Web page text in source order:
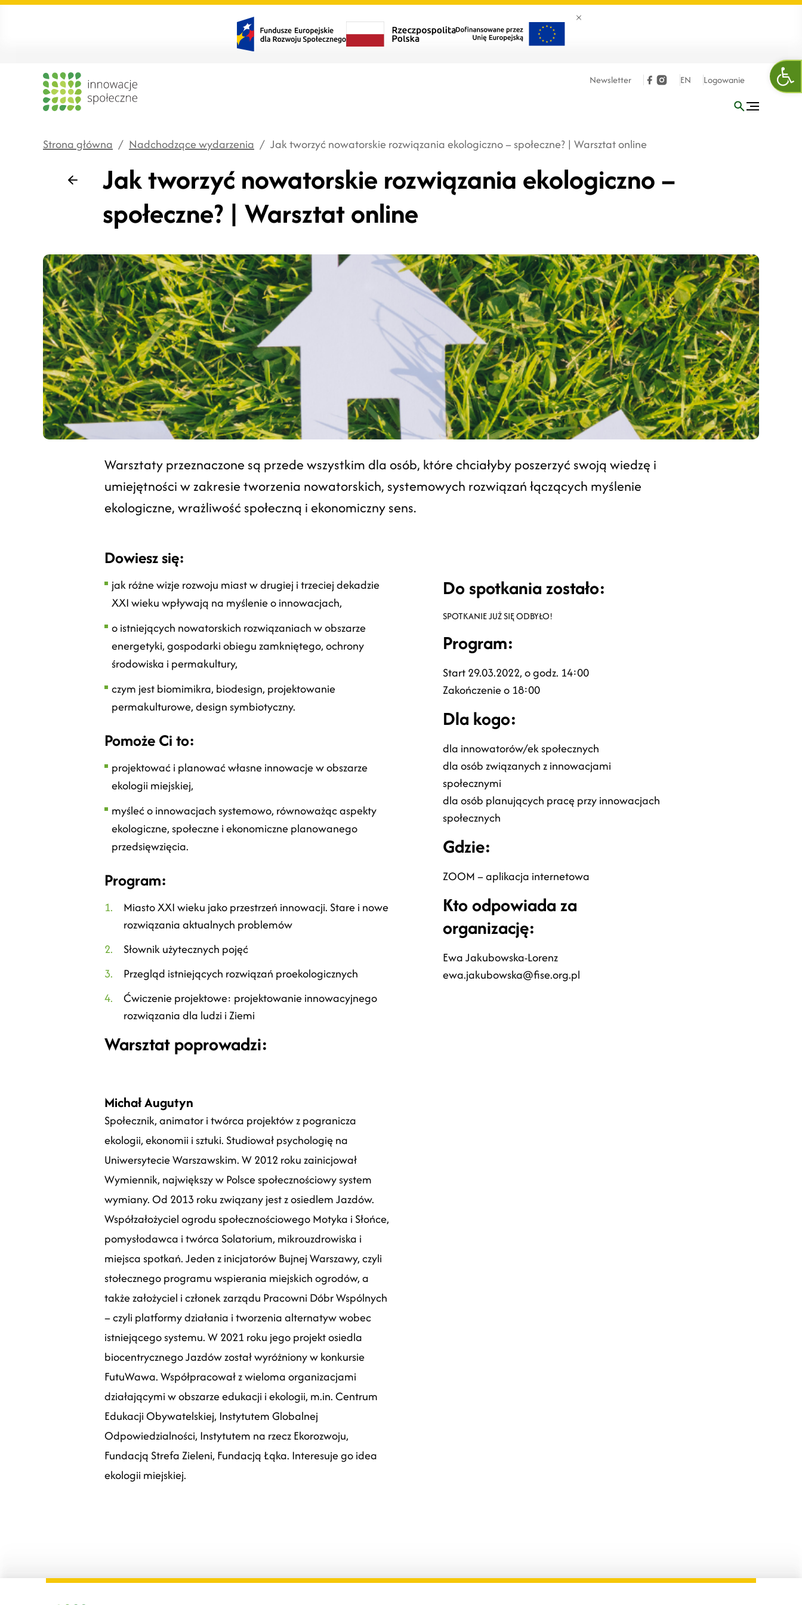
Zamknij banner
Newsletter EN Logowanie
Strona główna / Nadchodzące wydarzenia / Jak tworzyć nowatorskie rozwiązania ekologiczno – społeczne? | Warsztat online
Wstecz
Jak tworzyć nowatorskie rozwiązania ekologiczno –
społeczne? | Warsztat online
Warsztaty przeznaczone są przede wszystkim dla osób, które chciałyby poszerzyć swoją wiedzę i
umiejętności w zakresie tworzenia nowatorskich, systemowych rozwiązań łączących myślenie
ekologiczne, wrażliwość społeczną i ekonomiczny sens.
Dowiesz się:
jak różne wizje rozwoju miast w drugiej i trzeciej dekadzie
XXI wieku wpływają na myślenie o innowacjach,
o istniejących nowatorskich rozwiązaniach w obszarze
energetyki, gospodarki obiegu zamkniętego, ochrony
środowiska i permakultury,
czym jest biomimikra, biodesign, projektowanie
permakulturowe, design symbiotyczny.
Pomoże Ci to:
projektować i planować własne innowacje w obszarze
ekologii miejskiej,
myśleć o innowacjach systemowo, równoważąc aspekty
ekologiczne, społeczne i ekonomiczne planowanego
przedsięwzięcia.
Program:
Miasto XXI wieku jako przestrzeń innowacji. Stare i nowe
rozwiązania aktualnych problemów
Słownik użytecznych pojęć
Przegląd istniejących rozwiązań proekologicznych
Ćwiczenie projektowe: projektowanie innowacyjnego
rozwiązania dla ludzi i Ziemi
Warsztat poprowadzi:
Michał Augutyn
Społecznik, animator i twórca projektów z pogranicza
ekologii, ekonomii i sztuki. Studiował psychologię na
Uniwersytecie Warszawskim. W 2012 roku zainicjował
Wymiennik, największy w Polsce społecznościowy system
wymiany. Od 2013 roku związany jest z osiedlem Jazdów.
Współzałożyciel ogrodu społecznościowego Motyka i Słońce,
pomysłodawca i twórca Solatorium, mikrouzdrowiska i
miejsca spotkań. Jeden z inicjatorów Bujnej Warszawy, czyli
stołecznego programu wspierania miejskich ogrodów, a
także założyciel i członek zarządu Pracowni Dóbr Wspólnych
– czyli platformy działania i tworzenia alternatyw wobec
istniejącego systemu. W 2021 roku jego projekt osiedla
biocentrycznego Jazdów został wyróżniony w konkursie
FutuWawa. Współpracował z wieloma organizacjami
działającymi w obszarze edukacji i ekologii, m.in. Centrum
Edukacji Obywatelskiej, Instytutem Globalnej
Odpowiedzialności, Instytutem na rzecz Ekorozwoju,
Fundacją Strefa Zieleni, Fundacją Łąka. Interesuje go idea
ekologii miejskiej.
Do spotkania zostało:
SPOTKANIE JUŻ SIĘ ODBYŁO!
Program:
Start 29.03.2022, o godz. 14:00
Zakończenie o 18:00
Dla kogo:
dla innowatorów/ek społecznych
dla osób związanych z innowacjami
społecznymi
dla osób planujących pracę przy innowacjach
społecznych
Gdzie:
ZOOM – aplikacja internetowa
Kto odpowiada za
organizację:
Ewa Jakubowska-Lorenz
ewa.jakubowska@fise.org.pl